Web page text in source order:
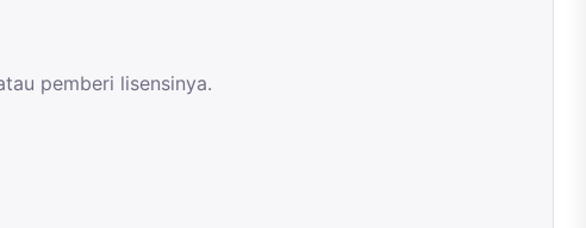
pemberi lisensinya.